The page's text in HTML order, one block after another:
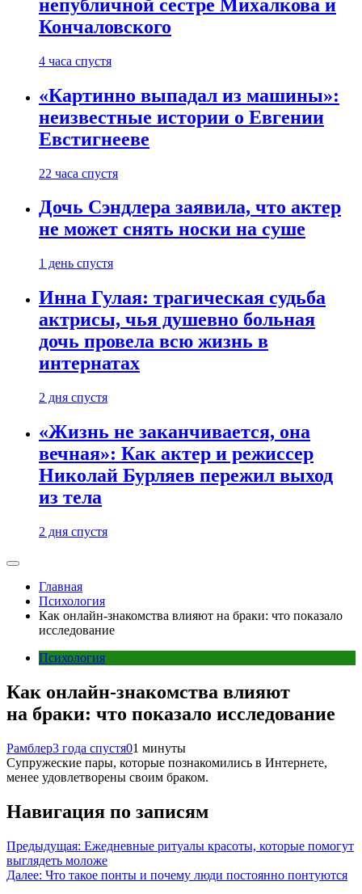
непубличной сестре Михалкова и
Кончаловского
4 часа спустя
«Картинно выпадал из машины»:
неизвестные истории о Евгении
Евстигнееве
22 часа спустя
Дочь Сэндлера заявила, что актер
не может снять носки на суше
1 день спустя
Инна Гулая: трагическая судьба
актрисы, чья душевно больная
дочь провела всю жизнь в
интернатах
2 дня спустя
«Жизнь не заканчивается, она
вечная»: Как актер и режиссер
Николай Бурляев пережил выход
из тела
2 дня спустя
Главная
Психология
Как онлайн-знакомства влияют на браки: что показало
исследование
Психология
Как онлайн-знакомства влияют
на браки: что показало исследование
Рамблер3 года спустя01 минуты
Супружеские пары, которые познакомились в Интернете,
менее удовлетворены своим браком.
Навигация по записям
Предыдущая: Ежедневные ритуалы красоты, которые помогут
выглядеть моложе
Далее: Что такое понты и почему люди постоянно понтуются